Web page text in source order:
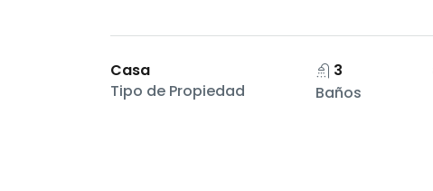
Casa
Tipo de Propiedad
3
Baños